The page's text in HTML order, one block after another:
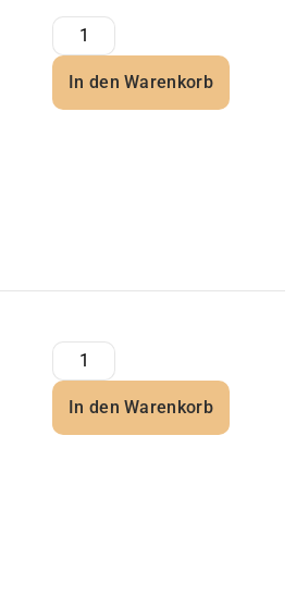
In den Warenkorb
In den Warenkorb